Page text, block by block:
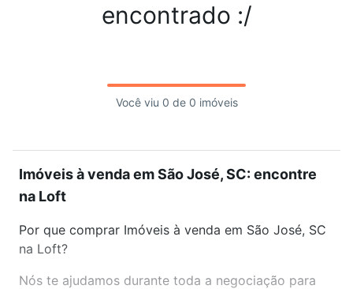
encontrado :/
Você viu 0 de 0 imóveis
Imóveis à venda em São José, SC: encontre
na Loft
Por que comprar Imóveis à venda em São José, SC
na Loft?
Nós te ajudamos durante toda a negociação para